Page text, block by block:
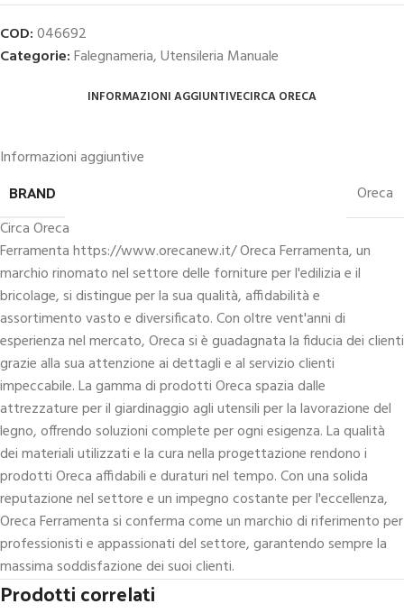
COD:046692
Categorie:Falegnameria,Utensileria Manuale
INFORMAZIONI AGGIUNTIVECIRCA ORECA
Informazioni aggiuntive
BRAND
Oreca
Circa Oreca
Ferramenta https://www.orecanew.it/ Oreca Ferramenta, un
marchio rinomato nel settore delle forniture per l'edilizia e il
bricolage, si distingue per la sua qualità, affidabilità e
assortimento vasto e diversificato. Con oltre vent'anni di
esperienza nel mercato, Oreca si è guadagnata la fiducia dei clienti
grazie alla sua attenzione ai dettagli e al servizio clienti
impeccabile. La gamma di prodotti Oreca spazia dalle
attrezzature per il giardinaggio agli utensili per la lavorazione del
legno, offrendo soluzioni complete per ogni esigenza. La qualità
dei materiali utilizzati e la cura nella progettazione rendono i
prodotti Oreca affidabili e duraturi nel tempo. Con una solida
reputazione nel settore e un impegno costante per l'eccellenza,
Oreca Ferramenta si conferma come un marchio di riferimento per
professionisti e appassionati del settore, garantendo sempre la
massima soddisfazione dei suoi clienti.
Prodotti correlati